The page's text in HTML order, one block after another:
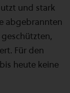
und stark
abgebrannten
Für den
heute keine